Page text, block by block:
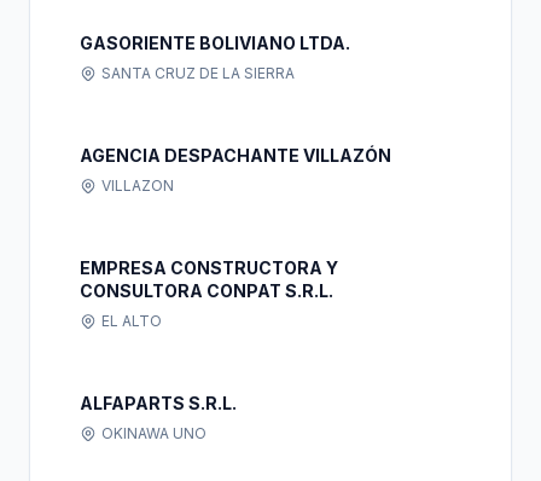
GASORIENTE BOLIVIANO LTDA.
SANTA CRUZ DE LA SIERRA
AGENCIA DESPACHANTE VILLAZÓN
VILLAZON
EMPRESA CONSTRUCTORA Y
CONSULTORA CONPAT S.R.L.
EL ALTO
ALFAPARTS S.R.L.
OKINAWA UNO